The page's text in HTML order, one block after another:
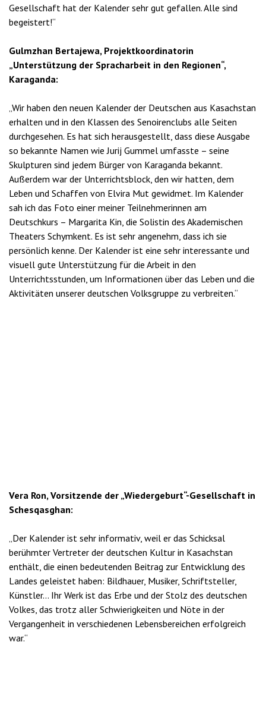
Gesellschaft hat der Kalender sehr gut gefallen. Alle sind
begeistert!“
Gulmzhan Bertajewa, Projektkoordinatorin
„Unterstützung der Spracharbeit in den Regionen“,
Karaganda:
„Wir haben den neuen Kalender der Deutschen aus Kasachstan
erhalten und in den Klassen des Senoirenclubs alle Seiten
durchgesehen. Es hat sich herausgestellt, dass diese Ausgabe
so bekannte Namen wie Jurij Gummel umfasste – seine
Skulpturen sind jedem Bürger von Karaganda bekannt.
Außerdem war der Unterrichtsblock, den wir hatten, dem
Leben und Schaffen von Elvira Mut gewidmet. Im Kalender
sah ich das Foto einer meiner Teilnehmerinnen am
Deutschkurs – Margarita Kin, die Solistin des Akademischen
Theaters Schymkent. Es ist sehr angenehm, dass ich sie
persönlich kenne. Der Kalender ist eine sehr interessante und
visuell gute Unterstützung für die Arbeit in den
Unterrichtsstunden, um Informationen über das Leben und die
Aktivitäten unserer deutschen Volksgruppe zu verbreiten.“
Vera Ron, Vorsitzende der „Wiedergeburt“-Gesellschaft in
Schesqasghan:
„Der Kalender ist sehr informativ, weil er das Schicksal
berühmter Vertreter der deutschen Kultur in Kasachstan
enthält, die einen bedeutenden Beitrag zur Entwicklung des
Landes geleistet haben: Bildhauer, Musiker, Schriftsteller,
Künstler… Ihr Werk ist das Erbe und der Stolz des deutschen
Volkes, das trotz aller Schwierigkeiten und Nöte in der
Vergangenheit in verschiedenen Lebensbereichen erfolgreich
war.“